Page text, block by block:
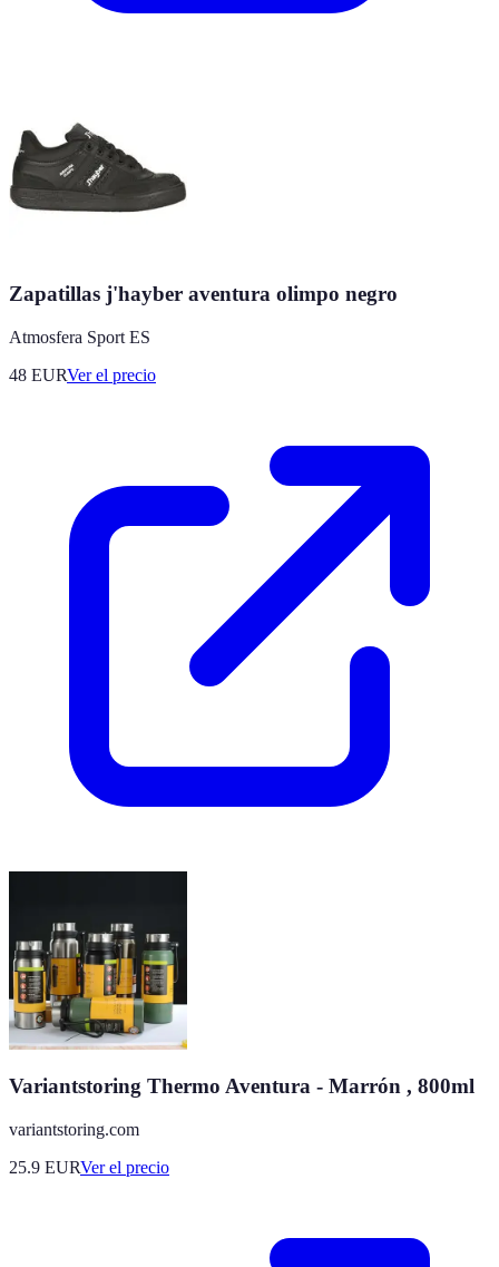
Zapatillas j'hayber aventura olimpo negro
Atmosfera Sport ES
48 EURVer el precio
Variantstoring Thermo Aventura - Marrón , 800ml
variantstoring.com
25.9 EURVer el precio